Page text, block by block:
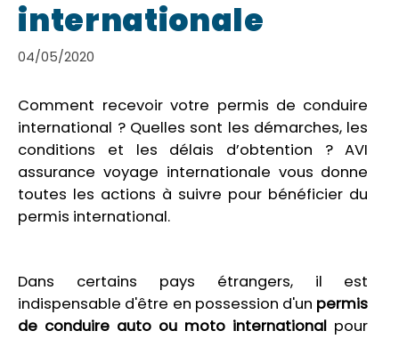
internationale
04/05/2020
Comment recevoir votre permis de conduire
international ? Quelles sont les démarches, les
conditions et les délais d’obtention ? AVI
assurance voyage internationale vous donne
toutes les actions à suivre pour bénéficier du
permis international.
Dans certains pays étrangers, il est
indispensable d'être en possession d'un permis
de conduire auto ou moto international pour